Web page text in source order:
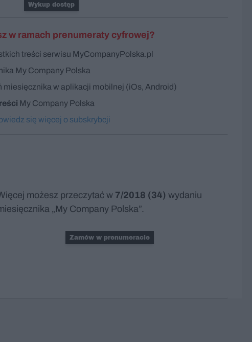
Wykup dostęp
w ramach prenumeraty cyfrowej?
treści serwisu MyCompanyPolska.pl
My Company Polska
miesięcznika w aplikacji mobilnej (iOs, Android)
My Company Polska
się więcej o subskrybcji
możesz przeczytać w 7/2018 (34) wydaniu
„My Company Polska”.
Zamów w prenumeracie